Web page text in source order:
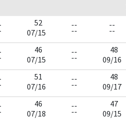
52
07/15
--
--
--
--
46
07/15
--
--
48
09/16
51
07/16
--
--
48
09/17
46
07/18
--
--
47
09/15